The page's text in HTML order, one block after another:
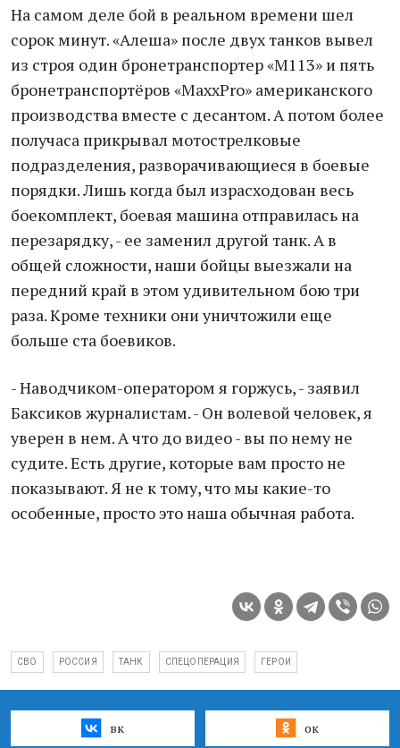
На самом деле бой в реальном времени шел
сорок минут. «Алеша» после двух танков вывел
из строя один бронетранспортер «М113» и пять
бронетранспортёров «MaxxPro» американского
производства вместе с десантом. А потом более
получаса прикрывал мотострелковые
подразделения, разворачивающиеся в боевые
порядки. Лишь когда был израсходован весь
боекомплект, боевая машина отправилась на
перезарядку, - ее заменил другой танк. А в
общей сложности, наши бойцы выезжали на
передний край в этом удивительном бою три
раза. Кроме техники они уничтожили еще
больше ста боевиков.
- Наводчиком-оператором я горжусь, - заявил
Баксиков журналистам. - Он волевой человек, я
уверен в нем. А что до видео - вы по нему не
судите. Есть другие, которые вам просто не
показывают. Я не к тому, что мы какие-то
особенные, просто это наша обычная работа.
СВО РОССИЯ ТАНК СПЕЦОПЕРАЦИЯ ГЕРОИ
вк ок